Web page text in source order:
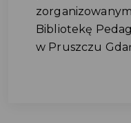
Bibliotekę
w Pruszczu